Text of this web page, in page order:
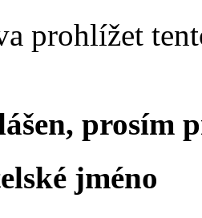
prohlížet
prosím
jméno